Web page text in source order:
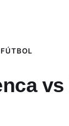
FÚTBOL